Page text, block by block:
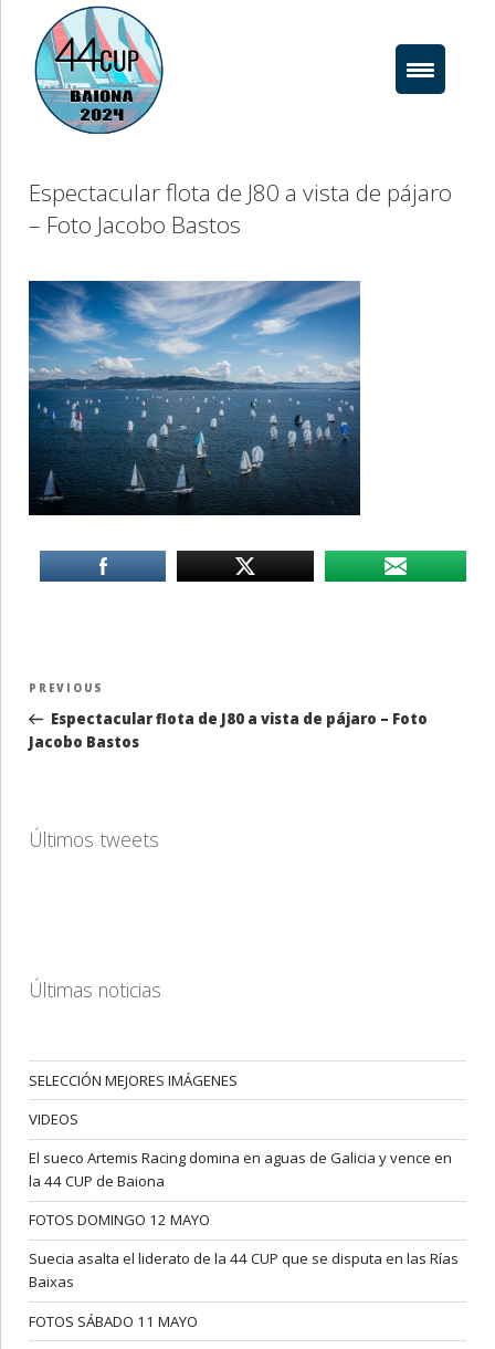
contenido
Espectacular flota de J80 a vista de pájaro
– Foto Jacobo Bastos
Navegación
entradas
Previous
Post
PREVIOUS
Espectacular flota de J80 a vista de pájaro – Foto
Jacobo Bastos
Últimos tweets
Últimas noticias
SELECCIÓN MEJORES IMÁGENES
VIDEOS
El sueco Artemis Racing domina en aguas de Galicia y vence en
la 44 CUP de Baiona
FOTOS DOMINGO 12 MAYO
Suecia asalta el liderato de la 44 CUP que se disputa en las Rías
Baixas
FOTOS SÁBADO 11 MAYO